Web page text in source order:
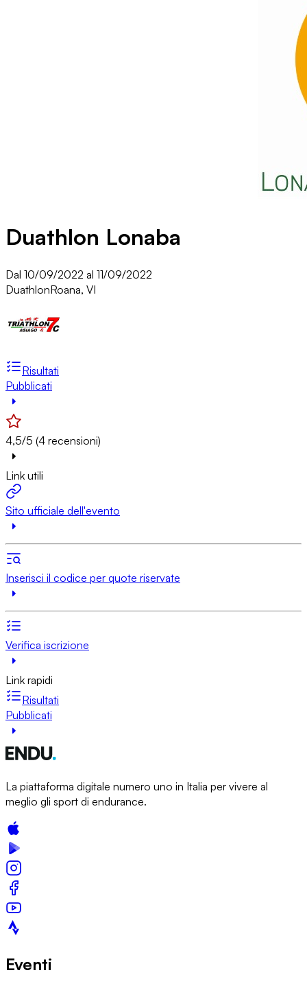
Duathlon Lonaba
Dal 10/09/2022 al 11/09/2022
DuathlonRoana, VI
Risultati
Pubblicati
4,5/5 (4 recensioni)
Link utili
Sito ufficiale dell'evento
Inserisci il codice per quote riservate
Verifica iscrizione
Link rapidi
Risultati
Pubblicati
La piattaforma digitale numero uno in Italia per vivere al
meglio gli sport di endurance.
Eventi